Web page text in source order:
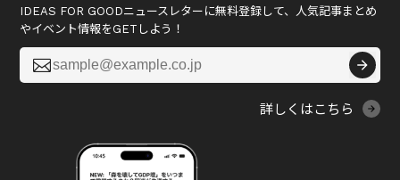
IDEAS FOR GOODニュースレターに無料登録して、人気記事まとめ
やイベント情報をGETしよう！

詳しくはこちら